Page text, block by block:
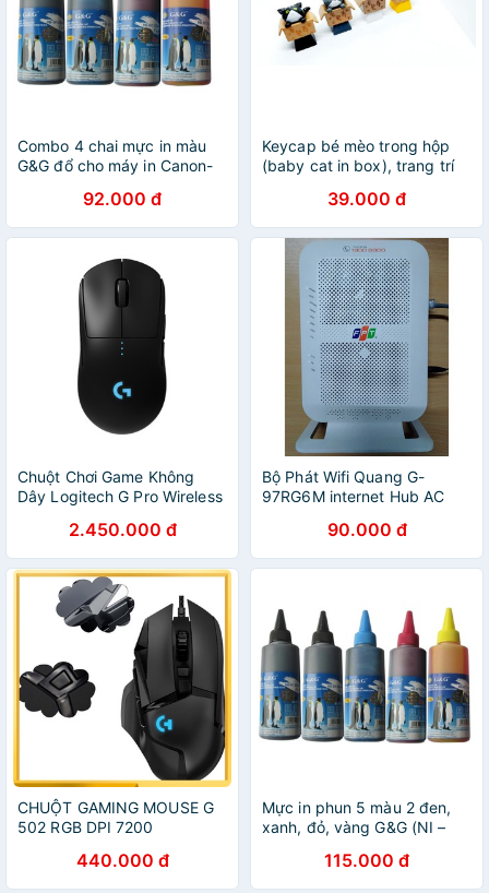
Combo 4 chai mực in màu
G&G đổ cho máy in Canon-
92.000 đ
Keycap bé mèo trong hộp
(baby cat in box), trang trí
39.000 đ
Chuột Chơi Game Không
Dây Logitech G Pro Wireless
DPI - Hàng Chính Hãng
2.450.000 đ
Bộ Phát Wifi Quang G-
97RG6M internet Hub AC
Gigabit G-97RG6M Chính
Hãng (Cũ)
90.000 đ
CHUỘT GAMING MOUSE G
502 RGB DPI 7200
440.000 đ
Mực in phun 5 màu 2 đen,
xanh, đỏ, vàng G&G (NI –
máy Canon 6560, 6870,
6770, 7270
115.000 đ